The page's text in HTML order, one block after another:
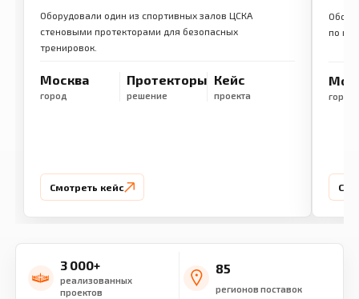
Оборудовали один из спортивных залов ЦСКА
стеновыми протекторами для безопасных
тренировок.
Москва
город
Протекторы
решение
Кейс
проекта
Смотреть кейс
по
город
3 000+
реализованных
проектов
85
регионов поставок